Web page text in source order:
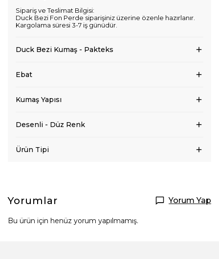
Sipariş ve Teslimat Bilgisi:
Duck Bezi Fon Perde siparişiniz üzerine özenle hazırlanır.
Kargolama süresi 3-7 iş günüdür.
Duck Bezi Kumaş - Pakteks
Ebat
Kumaş Yapısı
Desenli - Düz Renk
Ürün Tipi
Yorumlar Yorum Yap
Bu ürün için henüz yorum yapılmamış.